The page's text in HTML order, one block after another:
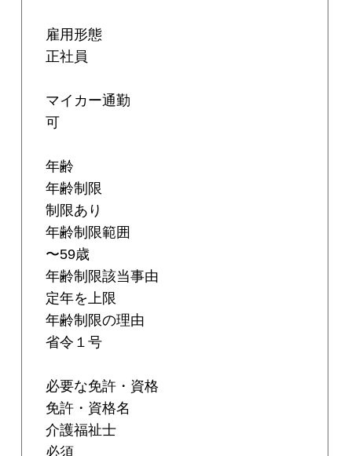
雇用形態
正社員
マイカー通勤
可
年齢
年齢制限
制限あり
年齢制限範囲
〜59歳
年齢制限該当事由
定年を上限
年齢制限の理由
省令１号
必要な免許・資格
免許・資格名
介護福祉士
必須